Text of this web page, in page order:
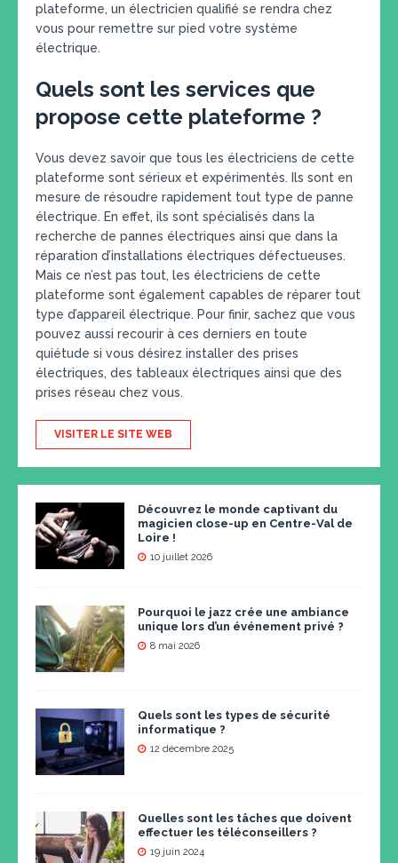
plateforme, un électricien qualifié se rendra chez
vous pour remettre sur pied votre système
électrique.
Quels sont les services que
propose cette plateforme ?
Vous devez savoir que tous les électriciens de cette
plateforme sont sérieux et expérimentés. Ils sont en
mesure de résoudre rapidement tout type de panne
électrique. En effet, ils sont spécialisés dans la
recherche de pannes électriques ainsi que dans la
réparation d’installations électriques défectueuses.
Mais ce n’est pas tout, les électriciens de cette
plateforme sont également capables de réparer tout
type d’appareil électrique. Pour finir, sachez que vous
pouvez aussi recourir à ces derniers en toute
quiétude si vous désirez installer des prises
électriques, des tableaux électriques ainsi que des
prises réseau chez vous.
VISITER LE SITE WEB
Découvrez le monde captivant du
magicien close-up en Centre-Val de
Loire !
10 juillet 2026
Pourquoi le jazz crée une ambiance
unique lors d’un événement privé ?
8 mai 2026
Quels sont les types de sécurité
informatique ?
12 décembre 2025
Quelles sont les tâches que doivent
effectuer les téléconseillers ?
19 juin 2024